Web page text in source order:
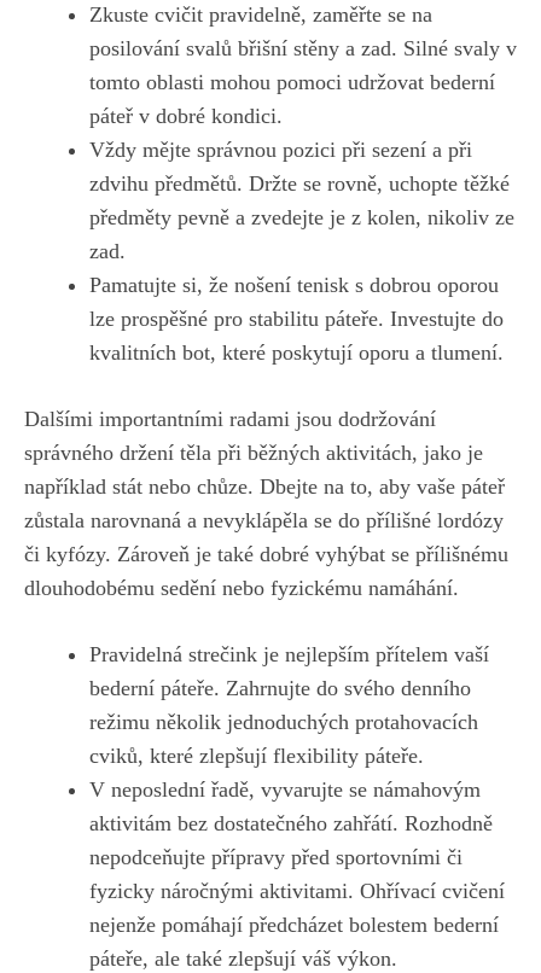
Zkuste cvičit pravidelně, zaměřte se na
posilování svalů břišní stěny a zad. Silné svaly v
tomto oblasti mohou pomoci udržovat bederní
páteř v dobré kondici.
Vždy mějte správnou pozici při sezení a při
zdvihu předmětů. Držte se rovně, uchopte těžké
předměty pevně a zvedejte je z kolen, nikoliv ze
zad.
Pamatujte si, že nošení tenisk s dobrou oporou
lze prospěšné pro stabilitu páteře. Investujte do
kvalitních bot, které poskytují oporu a tlumení.
Dalšími importantními radami jsou dodržování
správného držení těla při běžných aktivitách, jako je
například stát nebo chůze. Dbejte na to, aby vaše páteř
zůstala narovnaná a nevyklápěla se do přílišné lordózy
či kyfózy. Zároveň je také dobré vyhýbat se přílišnému
dlouhodobému sedění nebo fyzickému namáhání.
Pravidelná strečink je nejlepším přítelem vaší
bederní páteře. Zahrnujte do svého denního
režimu několik jednoduchých protahovacích
cviků, které zlepšují flexibility páteře.
V neposlední řadě, vyvarujte se námahovým
aktivitám bez dostatečného zahřátí. Rozhodně
nepodceňujte přípravy před sportovními či
fyzicky náročnými aktivitami. Ohřívací cvičení
nejenže pomáhají předcházet bolestem bederní
páteře, ale také zlepšují váš výkon.